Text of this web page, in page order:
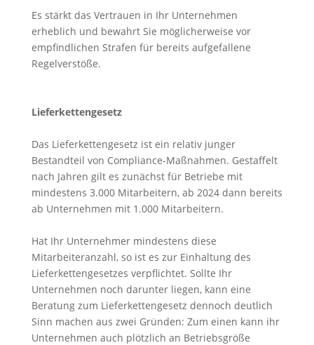
Es stärkt das Vertrauen in Ihr Unternehmen
erheblich und bewahrt Sie möglicherweise vor
empfindlichen Strafen für bereits aufgefallene
Regelverstöße.
Lieferkettengesetz
Das Lieferkettengesetz ist ein relativ junger
Bestandteil von Compliance-Maßnahmen. Gestaffelt
nach Jahren gilt es zunächst für Betriebe mit
mindestens 3.000 Mitarbeitern, ab 2024 dann bereits
ab Unternehmen mit 1.000 Mitarbeitern.
Hat Ihr Unternehmer mindestens diese
Mitarbeiteranzahl, so ist es zur Einhaltung des
Lieferkettengesetzes verpflichtet. Sollte Ihr
Unternehmen noch darunter liegen, kann eine
Beratung zum Lieferkettengesetz dennoch deutlich
Sinn machen aus zwei Gründen: Zum einen kann ihr
Unternehmen auch plötzlich an Betriebsgröße